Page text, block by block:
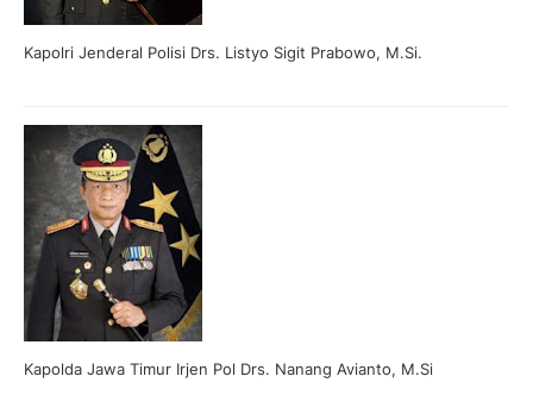
Kapolri Jenderal Polisi Drs. Listyo Sigit Prabowo, M.Si.
Kapolda Jawa Timur Irjen Pol Drs. Nanang Avianto, M.Si